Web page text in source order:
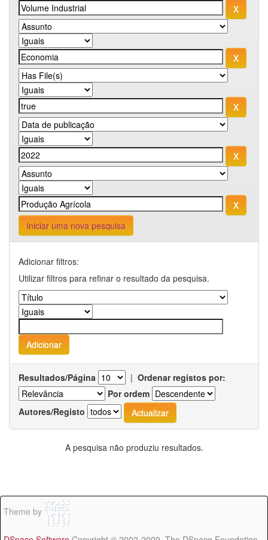
Iniciar uma nova pesquisa
Adicionar filtros:
Utilizar filtros para refinar o resultado da pesquisa.
Resultados/Página | Ordenar registos por:
Por ordem
Autores/Registo
A pesquisa não produziu resultados.
Theme by